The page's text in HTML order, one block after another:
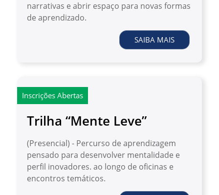
narrativas e abrir espaço para novas formas
de aprendizado.
SAIBA MAIS
Trilha “Mente Leve”
Inscrições Abertas
(Presencial) - Percurso de aprendizagem
pensado para desenvolver mentalidade e
perfil inovadores. ao longo de oficinas e
encontros temáticos.